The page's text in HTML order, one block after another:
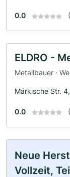
0.0
ELDRO -
Metallbauer ·
Märkische Str.
0.0
Neue
Vollzeit,